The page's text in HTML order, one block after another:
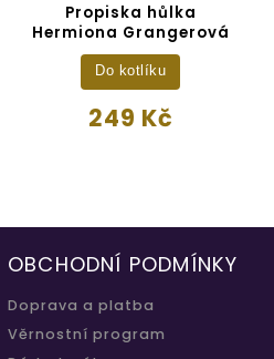
Propiska hůlka
Hermiona Grangerová
249 Kč
Do kotlíku
OBCHODNÍ PODMÍNKY
Doprava a platba
Věrnostní program